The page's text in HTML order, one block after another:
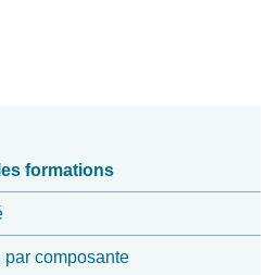
formations
par composante